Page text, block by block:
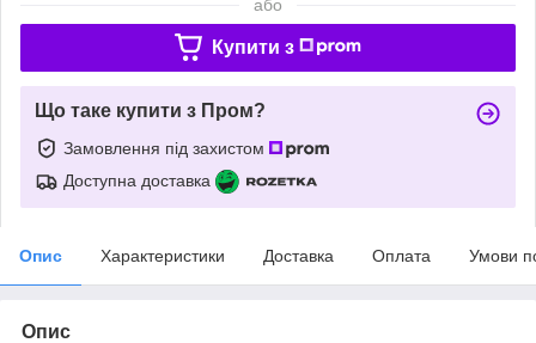
або
Купити з
Що таке купити з Пром?
Замовлення під захистом
Доступна доставка
Опис Характеристики Доставка Оплата Умови
Опис